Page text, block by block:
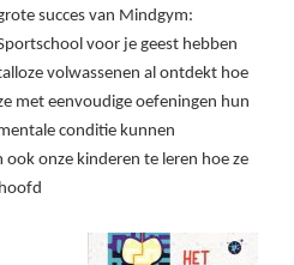
succes van Mindgym:
voor je geest hebben
volwassenen al ontdekt hoe
met eenvoudige oefeningen hun
conditie kunnen
onze kinderen te leren hoe ze